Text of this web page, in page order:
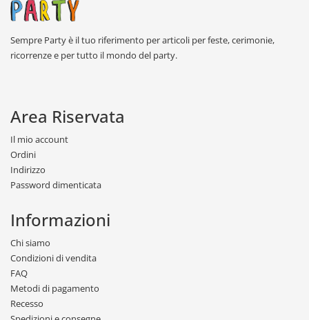
Sempre Party è il tuo riferimento per articoli per feste, cerimonie,
ricorrenze e per tutto il mondo del party.
Area Riservata
Il mio account
Ordini
Indirizzo
Password dimenticata
Informazioni
Chi siamo
Condizioni di vendita
FAQ
Metodi di pagamento
Recesso